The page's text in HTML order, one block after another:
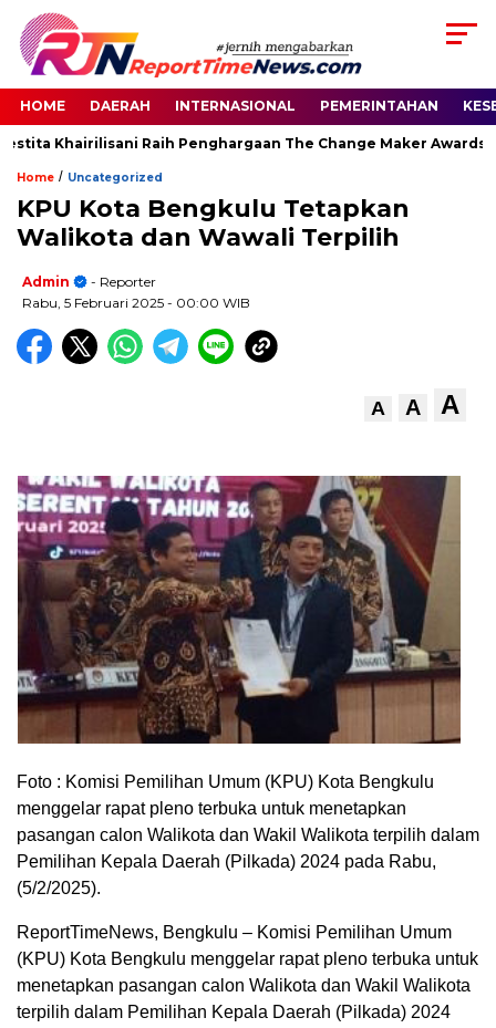
HOME DAERAH INTERNASIONAL PEMERINTAHAN
Khairilisani Raih Penghargaan The Change Maker Awards
Home / Uncategorized
KPU Kota Bengkulu Tetapkan
Walikota dan Wawali Terpilih
Admin
- Reporter
Rabu, 5 Februari 2025 - 00:00 WIB
A A A
Foto : Komisi Pemilihan Umum (KPU) Kota Bengkulu
menggelar rapat pleno terbuka untuk menetapkan
pasangan calon Walikota dan Wakil Walikota terpilih dalam
Pemilihan Kepala Daerah (Pilkada) 2024 pada Rabu,
(5/2/2025).
ReportTimeNews, Bengkulu – Komisi Pemilihan Umum
(KPU) Kota Bengkulu menggelar rapat pleno terbuka untuk
menetapkan pasangan calon Walikota dan Wakil Walikota
terpilih dalam Pemilihan Kepala Daerah (Pilkada) 2024